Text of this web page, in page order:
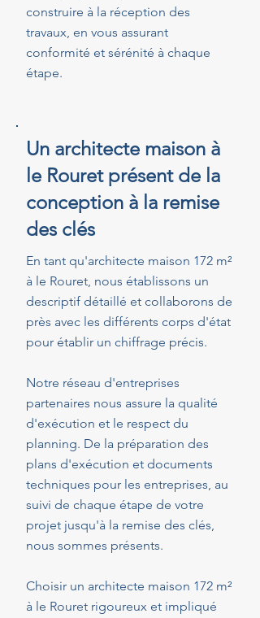
construire à la réception des
travaux, en vous assurant
conformité et sérénité à chaque
étape.
Un architecte maison à
le Rouret présent de la
conception à la remise
des clés
En tant qu'architecte maison 172 m²
à le Rouret, nous établissons un
descriptif détaillé et collaborons de
près avec les différents corps d'état
pour établir un chiffrage précis.
Notre réseau d'entreprises
partenaires nous assure la qualité
d'exécution et le respect du
planning. De la préparation des
plans d'exécution et documents
techniques pour les entreprises, au
suivi de chaque étape de votre
projet jusqu'à la remise des clés,
nous sommes présents.
Choisir un architecte maison 172 m²
à le Rouret rigoureux et impliqué